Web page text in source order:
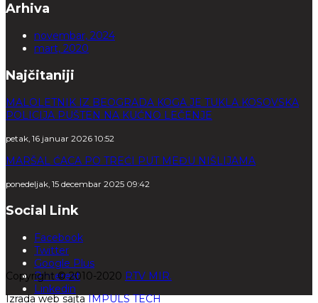
Arhiva
novembar, 2024
mart, 2020
Najčitaniji
MALOLETNIK IZ BEOGRADA KOGA JE TUKLA KOSOVSKA
POLICIJA PUŠTEN NA KUĆNO LEČENJE
petak, 16 januar 2026 10:52
MARŠAL ĆACA PO TREĆI PUT MEĐU NIŠLIJAMA
ponedeljak, 15 decembar 2025 09:42
Social Link
Facebook
Twitter
Google Plus
Pinterest
Linkedin
Copyright © 2010-2020 RTV MIR.
Izrada web sajtaIMPULS TECH